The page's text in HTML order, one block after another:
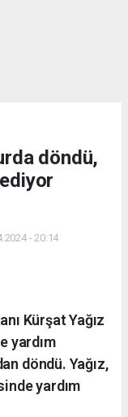
döndü,
- 20:14
Kürşat Yağız
yardım
döndü. Yağız,
yardım